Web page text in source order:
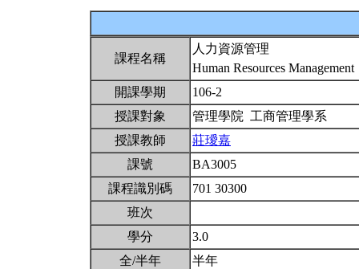
課程名稱
人力資源管理
Human Resources Management
開課學期
106-2
授課對象
管理學院 工商管理學系
授課教師
莊璦嘉
課號
BA3005
課程識別碼
701 30300
班次
學分
3.0
全/半年
半年